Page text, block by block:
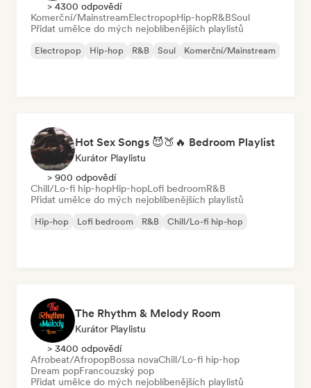
> 4300 odpovědí
Komerční/MainstreamElectropopHip-hopR&BSoul
Přidat umělce do mých nejoblíbenějších playlistů
Electropop Hip-hop R&B Soul Komerční/Mainstream
Hot Sex Songs 😈🍑🔥 Bedroom Playlist
Kurátor Playlistu
> 900 odpovědí
Chill/Lo-fi hip-hopHip-hopLofi bedroomR&B
Přidat umělce do mých nejoblíbenějších playlistů
Hip-hop Lofi bedroom R&B Chill/Lo-fi hip-hop
The Rhythm & Melody Room
Kurátor Playlistu
> 3400 odpovědí
Afrobeat/AfropopBossa novaChill/Lo-fi hip-hop
Dream popFrancouzský pop
Přidat umělce do mých nejoblíbenějších playlistů